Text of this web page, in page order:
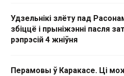
Удзельнікі злёту пад
збіццё і прыніжэнні пасля
рэпрэсій 4 жніўня
Перамовы ў Каракасе. Ці